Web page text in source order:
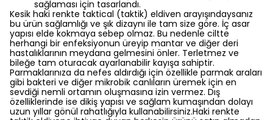
sağlaması için tasarlandı.
Kesik haki renkte taktical (taktik) eldiven arayışındaysanız
bu ürün sağlamlığı ve şık dizaynı ile tam size göre. İç asar
yapısı elde kokmaya sebep olmaz. Bu nedenle ciltte
herhangi bir enfeksiyonun üreyip mantar ve diğer deri
hastalıklarının meydana gelmesini önler. Terletmez ve
bileğe tam oturacak ayarlanabilir kayışa sahiptir.
Parmaklarınıza da nefes aldırdığı için özellikle parmak araları
gibi bakteri ve diğer mikrobik canlıların üremek için en
sevdiği nemli ortamın oluşmasına izin vermez. Dış
özelliklerinde ise dikiş yapısı ve sağlam kumaşından dolayı
uzun yıllar gönül rahatlığıyla kullanabilirsiniz.Haki renkte